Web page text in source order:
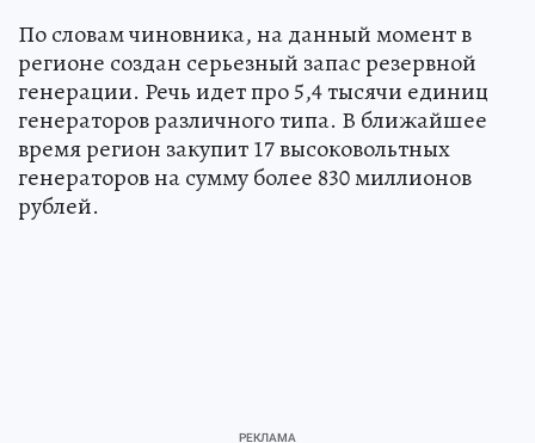
По словам чиновника, на данный момент в
регионе создан серьезный запас резервной
генерации. Речь идет про 5,4 тысячи единиц
генераторов различного типа. В ближайшее
время регион закупит 17 высоковольтных
генераторов на сумму более 830 миллионов
рублей.